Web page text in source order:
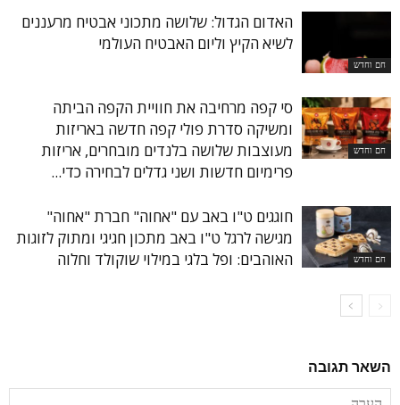
חם וחדש
האדום הגדול: שלושה מתכוני אבטיח מרעננים
לשיא הקיץ וליום האבטיח העולמי
חם וחדש
סי קפה מרחיבה את חוויית הקפה הביתה
ומשיקה סדרת פולי קפה חדשה באריזות
מעוצבות שלושה בלנדים מובחרים, אריזות
פרימיום חדשות ושני גדלים לבחירה כדי...
חם וחדש
חוגגים ט"ו באב עם "אחוה" חברת "אחוה"
מגישה לרגל ט"ו באב מתכון חגיגי ומתוק לזוגות
האוהבים: ופל בלגי במילוי שוקולד וחלוה
השאר תגובה